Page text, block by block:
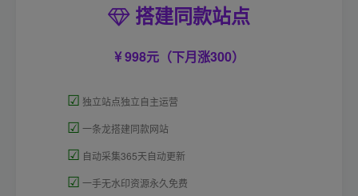
搭建同款站点
998元（下月涨300）
☑ 独立站点独立自主运营
☑ 一条龙搭建同款网站
☑ 自动采集365天自动更新
☑ 一手无水印资源永久免费